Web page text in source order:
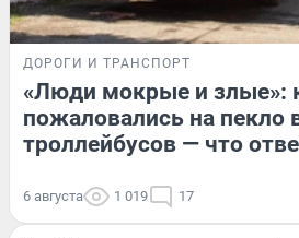
ДОРОГИ И ТРАНСПОРТ
«Люди мокрые и злые»:
пожаловались на пекло
троллейбусов — что
6 августа 1 019 17